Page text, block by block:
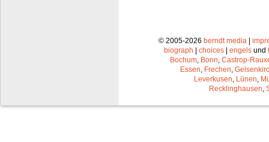
© 2005-2026 berndt media |
biograph | choices | engels und
Bochum Bonn Castrop-
Essen Frechen
Leverkusen Lünen
Recklinghausen